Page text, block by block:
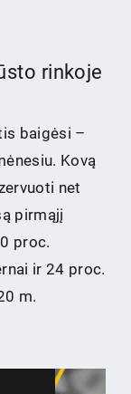
rinkoje
baigėsi –
Kovą
net
pirmąjį
proc.
ir 24 proc.
m.